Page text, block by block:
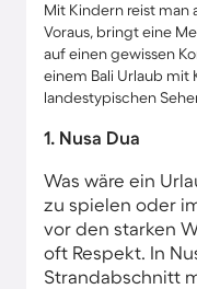
Mit Kindern reist man
Voraus, bringt eine
auf einen gewissen
einem Bali Urlaub mit
landestypischen
1. Nusa Dua
Was wäre ein
zu spielen oder
vor den starken
oft Respekt. In
Strandabschnitt